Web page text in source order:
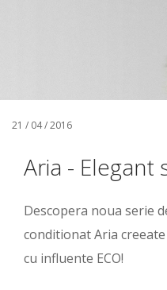
21 / 04 / 2016
Aria - Elegant
Descopera noua serie
conditionat Aria
cu influente ECO!